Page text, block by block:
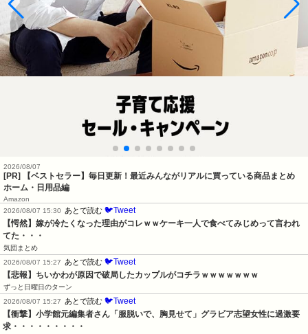
2026/08/07
[PR] 【ベストセラー】毎日更新！最近みんながリアルに買っている商品まとめ
ホーム・日用品編
Amazon
2026/08/07 15:30
あとで読む 🐦Tweet
【愕然】嫁が冷たくなった理由がコレｗｗケーキ一人で食べてみじめって言われ
てた・・・
気団まとめ
2026/08/07 15:27
あとで読む 🐦Tweet
【悲報】ちいかわが原因で破局したカップルがコチラｗｗｗｗｗｗｗ
ずっと日曜日のターン
2026/08/07 15:27
あとで読む 🐦Tweet
【衝撃】小学館元編集者さん「服脱いで、胸見せて」グラビア志望女性に過激要
求・・・・・・・・・